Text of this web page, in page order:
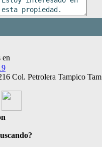
en
Col. Petrolera Tampico Tam